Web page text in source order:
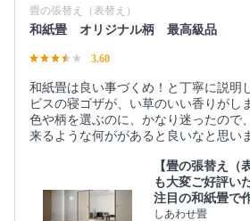
畳の張替え（表替え）
和紙畳 オリジナル柄 最高級品
3.60
和紙畳は良い事づくめ！と丁寧に説明
ビスの寝ゴザが、い草のいい香りがし
色や柄を選ぶのに、かなり迷ったので
来るような何ががあると良いなと思い
【畳の張替え（
も大変ご好評い
注目の和紙畳で
しあわせ畳